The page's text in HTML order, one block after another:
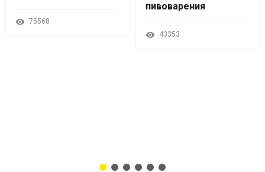
75568
пивоварения
43353